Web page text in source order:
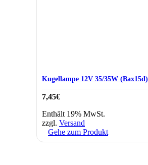
Kugellampe 12V 35/35W (Bax15d)
7,45€
Enthält 19% MwSt.
zzgl. Versand
Gehe zum Produkt